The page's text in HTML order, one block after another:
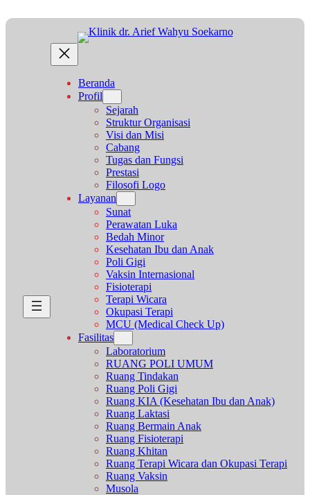
Beranda
Profil
Sejarah
Struktur Organisasi
Visi dan Misi
Cabang
Tugas dan Fungsi
Prestasi
Filosofi Logo
Layanan
Sunat
Perawatan Luka
Bedah Minor
Kesehatan Ibu dan Anak
Poli Gigi
Vaksin Internasional
Fisioterapi
Terapi Wicara
Okupasi Terapi
MCU (Medical Check Up)
Fasilitas
Laboratorium
RUANG POLI UMUM
Ruang Tindakan
Ruang Poli Gigi
Ruang KIA (Kesehatan Ibu dan Anak)
Ruang Laktasi
Ruang Bermain Anak
Ruang Fisioterapi
Ruang Khitan
Ruang Terapi Wicara dan Okupasi Terapi
Ruang Vaksin
Musola